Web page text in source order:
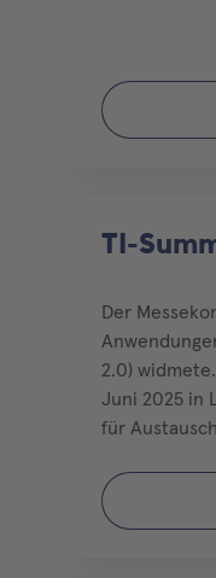
TI-
Der
2.0)
Juni 2025 in
für